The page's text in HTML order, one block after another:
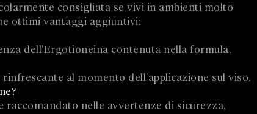
consigliata se vivi in ambienti molto
ottimi vantaggi aggiuntivi:
dell'Ergotioneina contenuta nella formula,
al momento dell'applicazione sul viso.
nelle avvertenze di sicurezza,